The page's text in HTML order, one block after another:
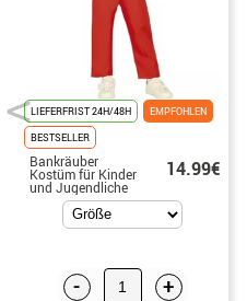
LIEFERFRIST 24H/48H
EMPFOHLEN
BESTSELLER
Bankräuber
Kostüm für Kinder
und Jugendliche
14.99€
- +